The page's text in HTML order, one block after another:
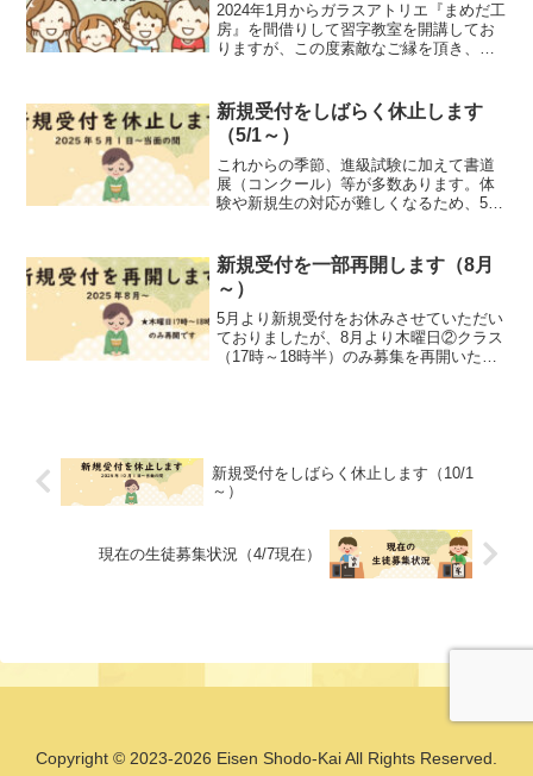
2024年1月からガラスアトリエ『まめだ工
房』を間借りして習字教室を開講してお
りますが、この度素敵なご縁を頂き、今
になりました。変更点開講日が木曜日と
金曜日になり...
新規受付をしばらく休止します
（5/1～）
これからの季節、進級試験に加えて書道
展（コンクール）等が多数あります。体
験や新規生の対応が難しくなるため、5月
知らせを掲載いたしますのでしばらくお
待ちください。＊4月3...
新規受付を一部再開します（8月
～）
5月より新規受付をお休みさせていただい
ておりましたが、8月より木曜日②クラス
（17時～18時半）のみ募集を再開いたし
新規受付をしばらく休止します（10/1
～）
現在の生徒募集状況（4/7現在）
Copyright © 2023-2026 Eisen Shodo-Kai All Rights Reserved.